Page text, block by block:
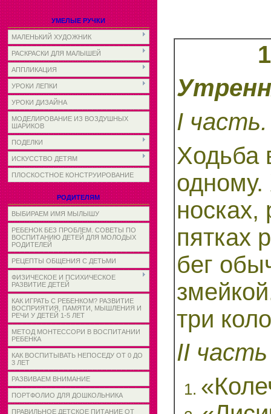
УМЕЛЫЕ РУЧКИ
МАЛЕНЬКИЙ ХУДОЖНИК
РАСКРАСКИ ДЛЯ МАЛЫШЕЙ
АППЛИКАЦИЯ
УРОКИ ЛЕПКИ
УРОКИ ДИЗАЙНА
МОДЕЛИРОВАНИЕ ИЗ ВОЗДУШНЫХ
ШАРИКОВ
ПОДЕЛКИ
ИСКУССТВО ДЕТЯМ
ПЛОСКОСТНОЕ КОНСТРУИРОВАНИЕ
РОДИТЕЛЯМ
ВЫБИРАЕМ ИМЯ МЫЛЫШУ
РЕБЕНОК БЕЗ ПРОБЛЕМ. СОВЕТЫ ПО
ВОСПИТАНИЮ ДЕТЕЙ ДЛЯ МОЛОДЫХ
РОДИТЕЛЕЙ
РЕЦЕПТЫ ОБЩЕНИЯ С ДЕТЬМИ
ФИЗИЧЕСКОЕ И ПСИХИЧЕСКОЕ
РАЗВИТИЕ ДЕТЕЙ
КАК ИГРАТЬ С РЕБЕНКОМ? РАЗВИТИЕ
ВОСПРИЯТИЯ, ПАМЯТИ, МЫШЛЕНИЯ И
РЕЧИ У ДЕТЕЙ 1-5 ЛЕТ
МЕТОД МОНТЕССОРИ В ВОСПИТАНИИ
РЕБЕНКА
КАК ВОСПИТЫВАТЬ НЕПОСЕДУ ОТ 0 ДО
3 ЛЕТ
РАЗВИВАЕМ ВНИМАНИЕ
ПОРТФОЛИО ДЛЯ ДОШКОЛЬНИКА
ПРАВИЛЬНОЕ ДЕТСКОЕ ПИТАНИЕ ОТ
I часть.
Ходьба
носках,
пятках
бег
три
II